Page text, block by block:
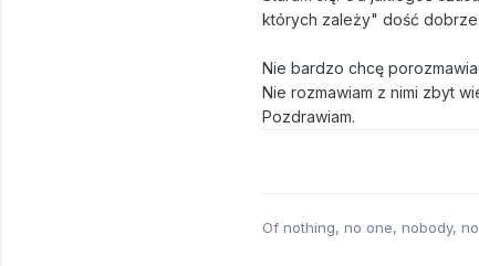
których zależy" dość dobrze
Nie bardzo chcę
Nie rozmawiam z nimi zbyt
Pozdrawiam.
Of nothing, no one, nobody,